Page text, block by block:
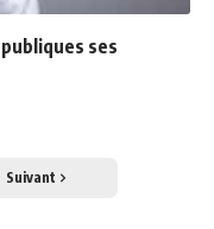
ses
Suivant